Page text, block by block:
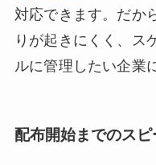
対応できます。だか
りが起きにくく、ス
ルに管理したい企業
配布開始までのス